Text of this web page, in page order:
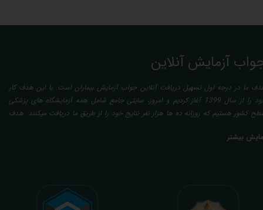
آزمایش آنلاین
ما در درجه اول تسهیل دریافت آنلاین جواب آزمایش بیماران است. با این هدف کار
خود را از سال 1399 آغاز کردیم و امروز، سایتی جامع شامل همه آزمایشگاه های پزشکی
کشور هستیم که روزانه ده ها هزار نفر نتایج خود را از طریق ما دریافت میکنند. هدف
با تایید و مهر پزشک متخصص) میباشد. رسالت ما در تفسیر، استخراج حداکثر
بیمه ها، افزایش تمایل افراد به انجام آزمایش (با دریافت اطلاعاتی دقیقتر، کاربردی، قابل
و شخصی سازی شده) میگردد. تا درنهایت به جامعه ای سالم تر برای تبدیل شدن به
بیشتر